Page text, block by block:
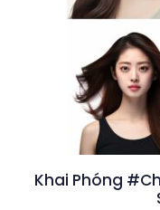
Khai Phóng